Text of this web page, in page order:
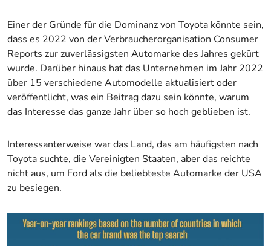
Einer der Gründe für die Dominanz von Toyota könnte sein,
dass es 2022 von der Verbraucherorganisation Consumer
Reports zur zuverlässigsten Automarke des Jahres gekürt
wurde. Darüber hinaus hat das Unternehmen im Jahr 2022
über 15 verschiedene Automodelle aktualisiert oder
veröffentlicht, was ein Beitrag dazu sein könnte, warum
das Interesse das ganze Jahr über so hoch geblieben ist.
Interessanterweise war das Land, das am häufigsten nach
Toyota suchte, die Vereinigten Staaten, aber das reichte
nicht aus, um Ford als die beliebteste Automarke der USA
zu besiegen.